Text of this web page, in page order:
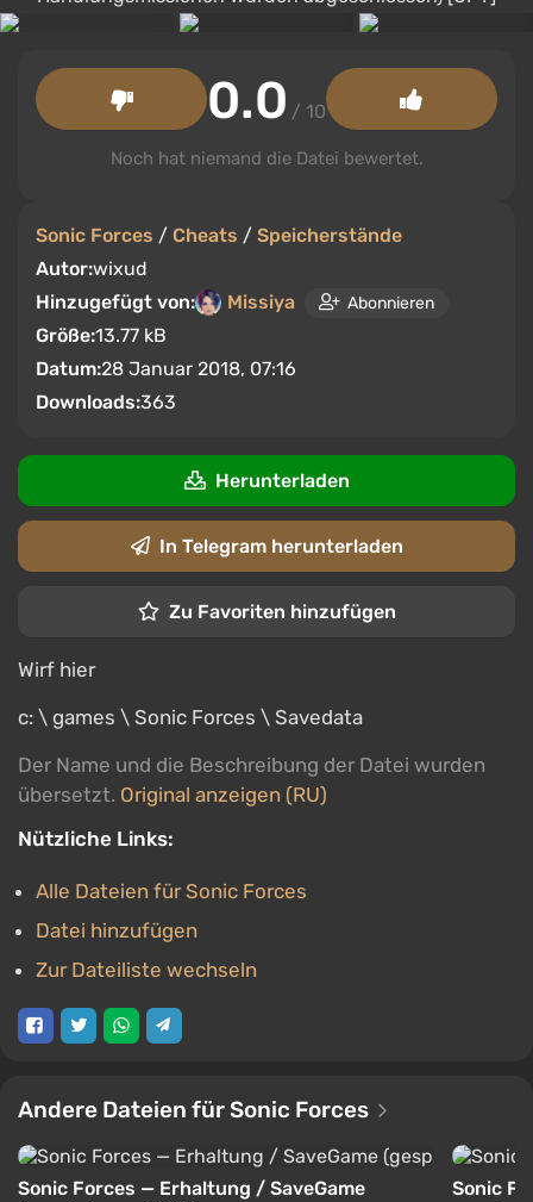
Sonic Forces / Cheats / Speicherstände
Autor:wixud
Hinzugefügt von:
Missiya Abonnieren
Größe:13.77 kB
Datum:28 Januar 2018, 07:16
Downloads:363
0.0 / 10
Noch hat niemand die Datei bewertet.
Herunterladen
In Telegram herunterladen
Zu Favoriten hinzufügen
Wirf hier
c: \ games \ Sonic Forces \ Savedata
Der Name und die Beschreibung der Datei wurden
übersetzt. Original anzeigen (RU)
Nützliche Links:
Alle Dateien für Sonic Forces
Datei hinzufügen
Zur Dateiliste wechseln
Andere Dateien für Sonic Forces
Sonic Forces — Erhaltung / SaveGame
Sonic